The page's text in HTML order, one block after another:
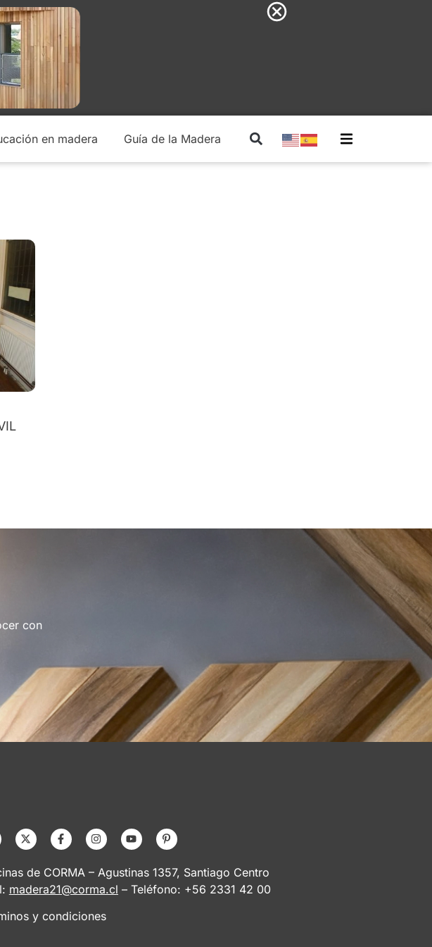
en madera Guía de la Madera
con
de CORMA – Agustinas 1357, Santiago Centro
madera21@corma.cl – Teléfono: +56 2331 42 00
y condiciones